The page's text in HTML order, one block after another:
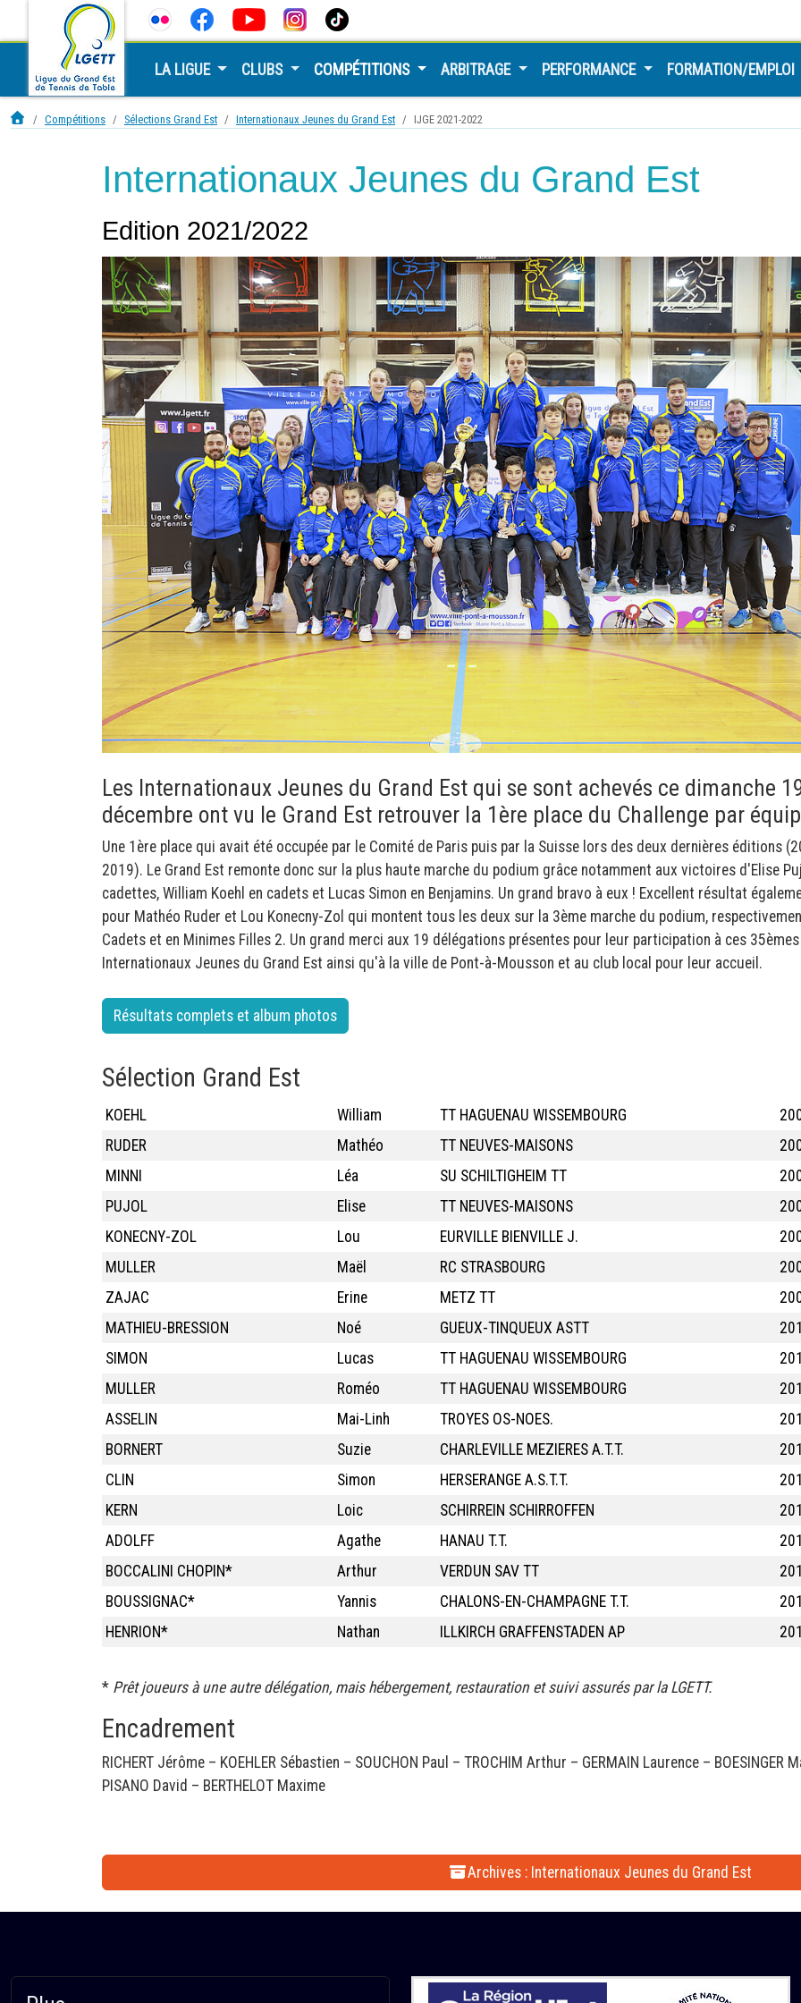
LA LIGUE CLUBS COMPÉTITIONS ARBITRAGE PERFORMANCE FORMATION/EMPLOI
Compétitions Sélections Grand Est Internationaux Jeunes du Grand Est IJGE 2021-2022
Internationaux Jeunes du Grand Est
Edition 2021/2022
Les Internationaux Jeunes du Grand Est qui se sont achevés ce dimanche
décembre ont vu le Grand Est retrouver la 1ère place du Challenge par
Une 1ère place qui avait été occupée par le Comité de Paris puis par la Suisse lors des deux dernières éditions
2019). Le Grand Est remonte donc sur la plus haute marche du podium grâce notamment aux victoires d'Elise
cadettes, William Koehl en cadets et Lucas Simon en Benjamins. Un grand bravo à eux ! Excellent résultat
pour Mathéo Ruder et Lou Konecny-Zol qui montent tous les deux sur la 3ème marche du podium,
Cadets et en Minimes Filles 2. Un grand merci aux 19 délégations présentes pour leur participation à ces 35èmes
Internationaux Jeunes du Grand Est ainsi qu'à la ville de Pont-à-Mousson et au club local pour leur accueil.
Résultats complets et album photos
Sélection Grand Est
KOEHL William TT HAGUENAU WISSEMBOURG
RUDER
Mathéo TT NEUVES-MAISONS
MINNI
Léa SU SCHILTIGHEIM TT
PUJOL
Elise TT NEUVES-MAISONS
KONECNY-ZOL
Lou EURVILLE BIENVILLE J.
MULLER
Maël RC STRASBOURG
ZAJAC
Erine METZ TT
MATHIEU-BRESSION
Noé GUEUX-TINQUEUX ASTT
SIMON
Lucas TT HAGUENAU WISSEMBOURG
MULLER
Roméo TT HAGUENAU WISSEMBOURG
ASSELIN
Mai-Linh TROYES OS-NOES.
BORNERT
Suzie CHARLEVILLE MEZIERES A.T.T.
CLIN
Simon HERSERANGE A.S.T.T.
KERN
Loic SCHIRREIN SCHIRROFFEN
ADOLFF
Agathe HANAU T.T.
BOCCALINI CHOPIN*
Arthur VERDUN SAV TT
BOUSSIGNAC*
Yannis CHALONS-EN-CHAMPAGNE T.T.
HENRION*
Nathan ILLKIRCH GRAFFENSTADEN AP
* Prêt joueurs à une autre délégation, mais hébergement, restauration et suivi assurés par la LGETT.
Encadrement
RICHERT Jérôme – KOEHLER Sébastien – SOUCHON Paul – TROCHIM Arthur – GERMAIN Laurence – BOESINGER
PISANO David – BERTHELOT Maxime
Archives : Internationaux Jeunes du Grand Est